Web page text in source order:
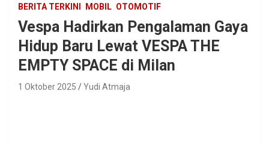
BERITA TERKINI MOBIL OTOMOTIF
Vespa Hadirkan Pengalaman Gaya
Hidup Baru Lewat VESPA THE
EMPTY SPACE di Milan
1 Oktober 2025 Yudi Atmaja